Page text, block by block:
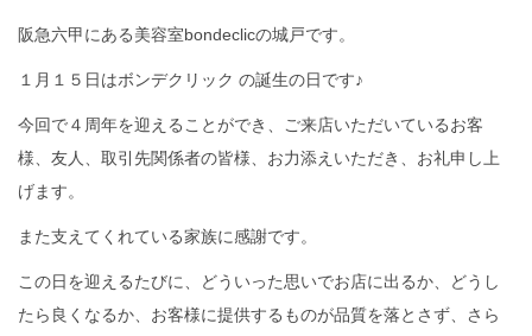
阪急六甲にある美容室bondeclicの城戸です。
１月１５日はボンデクリック の誕生の日です♪
今回で４周年を迎えることができ、ご来店いただいているお客
様、友人、取引先関係者の皆様、お力添えいただき、お礼申し上
げます。
また支えてくれている家族に感謝です。
この日を迎えるたびに、どういった思いでお店に出るか、どうし
たら良くなるか、お客様に提供するものが品質を落とさず、さら